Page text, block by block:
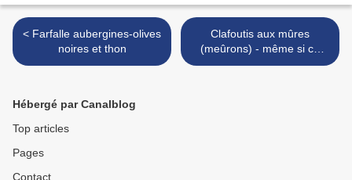
< Farfalle aubergines-olives
noires et thon
Clafoutis aux mûres
(meûrons) - même si ce
n'est pas de saison! >
Hébergé par Canalblog
Top articles
Pages
Contact